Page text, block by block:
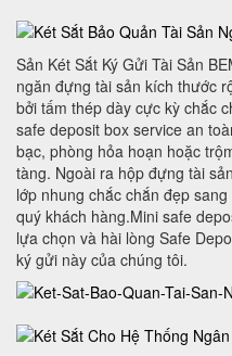
Sản Két Sắt Ký Gửi Tài Sản
ngăn đựng tài sản kích thước
bởi tấm thép dày cực kỳ chắc
safe deposit box service an
bạc, phòng hỏa hoạn hoặc
tàng. Ngoài ra hộp đựng tài
lớp nhung chắc chắn đẹp
quý khách hàng.Mini safe
lựa chọn và hài lòng Safe
ký gửi này của chúng tôi.